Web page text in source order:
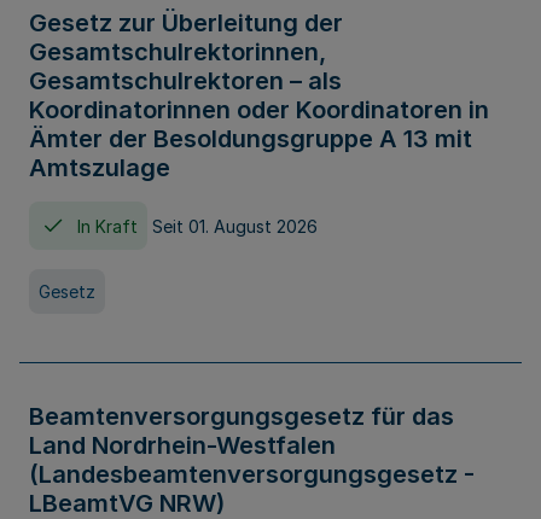
Gesetz zur Überleitung der
Gesamtschulrektorinnen,
Gesamtschulrektoren – als
Koordinatorinnen oder Koordinatoren in
Ämter der Besoldungsgruppe A 13 mit
Amtszulage
In Kraft Seit 01. August 2026
Gesetz
Beamtenversorgungsgesetz für das
Land Nordrhein-Westfalen
(Landesbeamtenversorgungsgesetz -
LBeamtVG NRW)